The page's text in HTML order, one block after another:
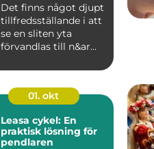
Det finns något djupt
tillfredsställande i att
se en sliten yta
förvandlas till n&ar...
01. okt
Leasa cykel: En
praktisk lösning för
pendlaren